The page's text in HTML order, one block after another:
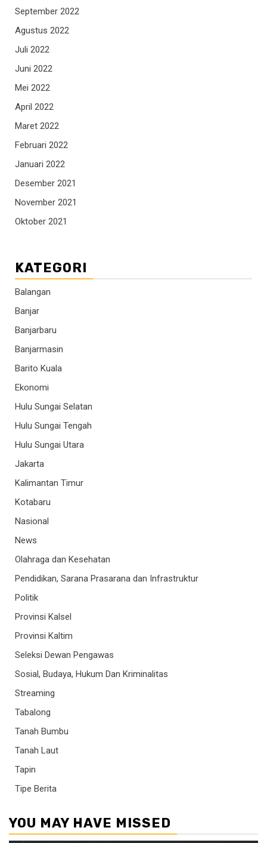
September 2022
Agustus 2022
Juli 2022
Juni 2022
Mei 2022
April 2022
Maret 2022
Februari 2022
Januari 2022
Desember 2021
November 2021
Oktober 2021
KATEGORI
Balangan
Banjar
Banjarbaru
Banjarmasin
Barito Kuala
Ekonomi
Hulu Sungai Selatan
Hulu Sungai Tengah
Hulu Sungai Utara
Jakarta
Kalimantan Timur
Kotabaru
Nasional
News
Olahraga dan Kesehatan
Pendidikan, Sarana Prasarana dan Infrastruktur
Politik
Provinsi Kalsel
Provinsi Kaltim
Seleksi Dewan Pengawas
Sosial, Budaya, Hukum Dan Kriminalitas
Streaming
Tabalong
Tanah Bumbu
Tanah Laut
Tapin
Tipe Berita
YOU MAY HAVE MISSED